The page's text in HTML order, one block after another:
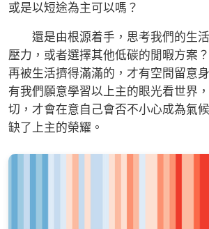
或是以短途為主可以嗎？
還是由根源着手，思考我們的生活
壓力，或者選擇其他低碳的閒暇方案
再被生活擠得滿滿的，才有空間留意
有我們願意學習以上主的眼光看世界
切，才會在意自己會否不小心成為氣
缺了上主的榮耀。